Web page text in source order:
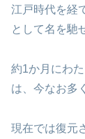
江戸時代を経
として名を馳
約1か月にわ
は、今なお多
現在では復元